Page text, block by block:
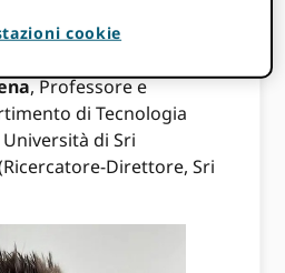
, Professore e
di Tecnologia
di Sri
Direttore, Sri
cookie